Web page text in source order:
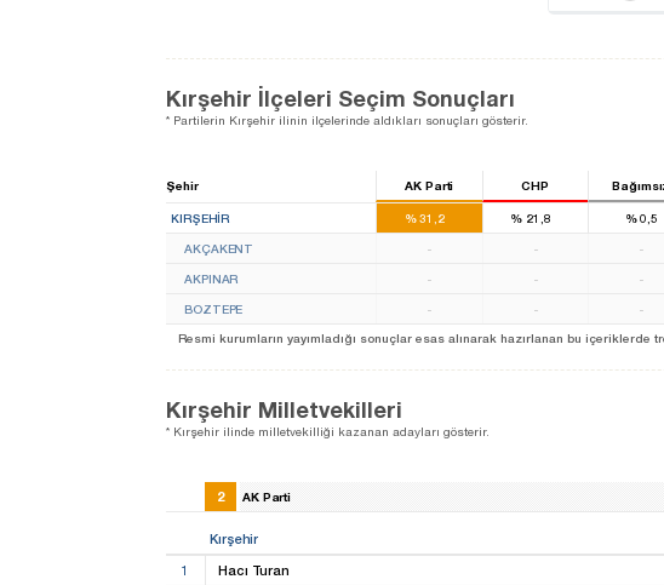
Kırşehir İlçeleri Seçim Sonuçları
* Partilerin Kırşehir ilinin ilçelerinde aldıkları sonuçları gösterir.
Şehir AK Parti CHP
KIRŞEHIR %31,2
2
% 21,8
1
%0,5
AKÇAKENT - - -
AKPINAR - - -
BOZTEPE - - -
Resmi kurumların yayımladığı sonuçlar esas alınarak hazırlanan bu
Kırşehir Milletvekilleri
* Kırşehir ilinde milletvekilliği kazanan adayları gösterir.
2 AK Parti
Kırşehir
1
Hacı Turan